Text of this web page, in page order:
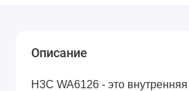
Описание
H3C WA6126 - это внутренняя